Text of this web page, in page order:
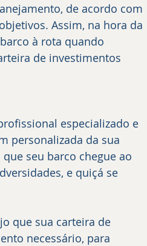
de acordo com
Assim, na hora da
à rota quando
de investimentos
especializado e
personalizada da sua
seu barco chegue ao
e quiçá se
que sua carteira de
necessário, para